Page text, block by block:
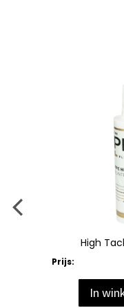
High
Prijs:
In